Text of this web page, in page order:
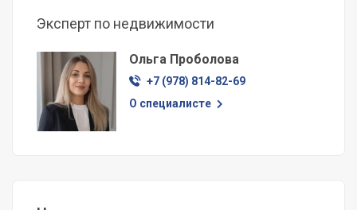
Эксперт по недвижимости
Ольга Проболова
+7 (978) 814-82-69
О специалисте